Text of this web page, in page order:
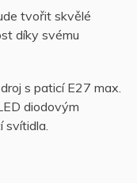
tvořit skvělé
díky svému
s paticí E27 max.
diodovým
svítidla.